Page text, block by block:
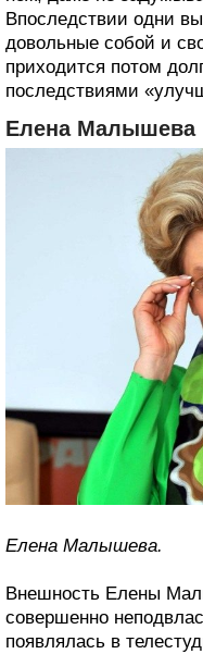
Впоследствии одни
довольные собой и
приходится потом
последствиями
Елена Малышева
Елена Малышева.
Внешность Елены
совершенно
появлялась в